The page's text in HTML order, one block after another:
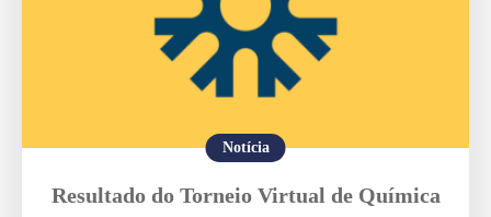
Notícia
Resultado do Torneio Virtual de Química